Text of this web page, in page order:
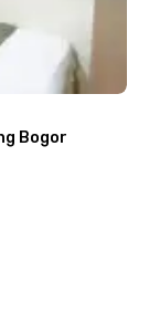
Bogor